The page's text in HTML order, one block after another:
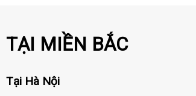
TẠI MIỀN BẮC
Tại Hà Nội